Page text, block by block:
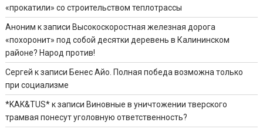
«прокатили» со строительством теплотрассы
Аноним к записи Высокоскоростная железная дорога
«похоронит» под собой десятки деревень в Калининском
районе? Народ против!
Сергей к записи Бенес Айо. Полная победа возможна только
при социализме
*KAK&TUS*к записи Виновные в уничтожении тверского
трамвая понесут уголовную ответственность?